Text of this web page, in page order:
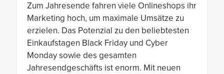
Zum Jahresende fahren viele Onlineshops ihr
Marketing hoch, um maximale Umsätze zu
erzielen. Das Potenzial zu den beliebtesten
Einkaufstagen Black Friday und Cyber
Monday sowie des gesamten
Jahresendgeschäfts ist enorm. Mit neuen